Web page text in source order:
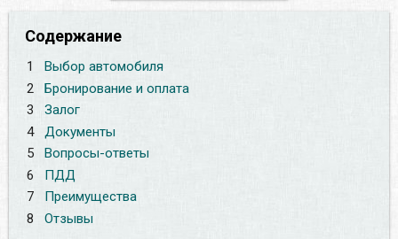
Содержание
1
Выбор автомобиля
2
Бронирование и оплата
3
Залог
4
Документы
5
Вопросы-ответы
6
ПДД
7
Преимущества
8
Отзывы